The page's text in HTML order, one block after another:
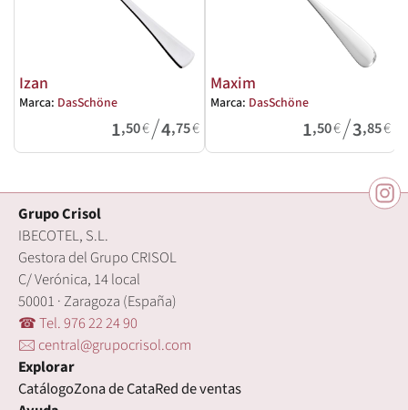
Izan
Marca: DasSchöne
1,50€/4,75€
Maxim
Marca: DasSchöne
1,50€/3,85€
Grupo Crisol
IBECOTEL, S.L.
Gestora del Grupo CRISOL
C/ Verónica, 14 local
50001 · Zaragoza (España)
☎ Tel. 976 22 24 90
🖂 central@grupocrisol.com
Explorar
CatálogoZona de CataRed de ventas